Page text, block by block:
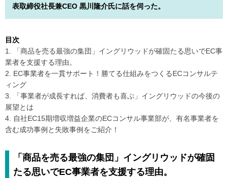
表取締役社長兼CEO 黒川隆介氏に話を伺った。
目次
1. 「商品を売る最強の集団」イングリウッドが確固たる思いでEC事
業者を支援する理由。
2. EC事業者を一貫サポート！勝てる仕組みをつくるECコンサルテ
ィング
3. 「事業者が成長すれば、消費者も喜ぶ」イングリウッドの今後の
展望とは
4. 自社EC15期増収増益企業のECコンサル事業部が、有名事業者を
含む成功事例と失敗事例をご紹介！
「商品を売る最強の集団」イングリウッドが確固
たる思いでEC事業者を支援する理由。